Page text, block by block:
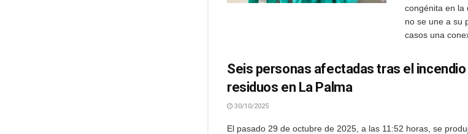
congénita en la
no se une a su
casos una
Seis personas afectadas tras el
residuos en La Palma
30/10/2025
El pasado 29 de octubre de 2025, a las 11:52 horas, se